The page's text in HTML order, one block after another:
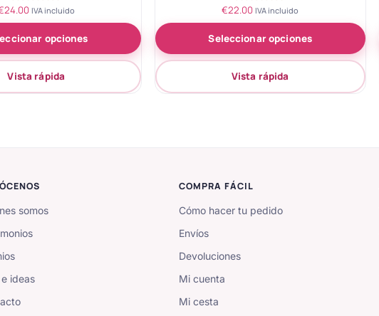
Valorado
de 5
24.00 IVA incluido
opciones
Vista rápida
Valorado
de 5
€22.00 IVA incluido
Seleccionar opciones
Vista rápida
somos
ideas
COMPRA FÁCIL
Cómo hacer tu pedido
Envíos
Devoluciones
Mi cuenta
Mi cesta